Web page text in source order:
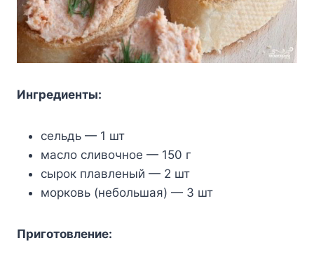
Ингредиенты:
сельдь — 1 шт
масло сливочное — 150 г
сырок плавленый — 2 шт
морковь (небольшая) — 3 шт
Приготовление: